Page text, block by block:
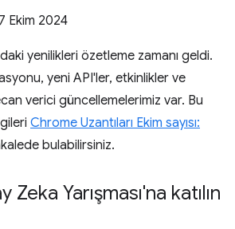
Ekim 2024
yenilikleri özetleme zamanı geldi.
yeni API'ler, etkinlikler ve
verici güncellemelerimiz var. Bu
Chrome Uzantıları Ekim sayısı:
bulabilirsiniz.
Zeka Yarışması'na katılın